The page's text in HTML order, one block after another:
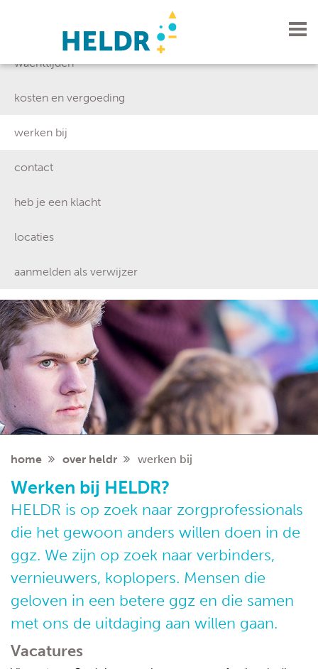
wachttijden
kosten en vergoeding
werken bij
contact
heb je een klacht
locaties
aanmelden als verwijzer
home over heldr werken bij
Werken bij HELDR?
HELDR is op zoek naar zorgprofessionals
die het gewoon anders willen doen in de
ggz. We zijn op zoek naar verbinders,
vernieuwers, koplopers. Mensen die
geloven in een betere ggz en die samen
met ons de uitdaging aan willen gaan.
Vacatures